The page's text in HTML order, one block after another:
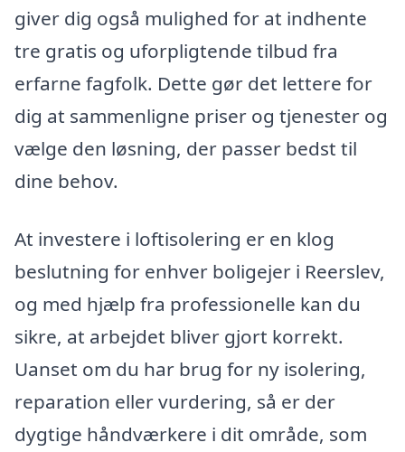
giver dig også mulighed for at indhente
tre gratis og uforpligtende tilbud fra
erfarne fagfolk. Dette gør det lettere for
dig at sammenligne priser og tjenester og
vælge den løsning, der passer bedst til
dine behov.
At investere i loftisolering er en klog
beslutning for enhver boligejer i Reerslev,
og med hjælp fra professionelle kan du
sikre, at arbejdet bliver gjort korrekt.
Uanset om du har brug for ny isolering,
reparation eller vurdering, så er der
dygtige håndværkere i dit område, som